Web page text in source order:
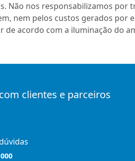
Não nos responsabilizamos por
nem pelos custos gerados por
acordo com a iluminação do
clientes e parceiros